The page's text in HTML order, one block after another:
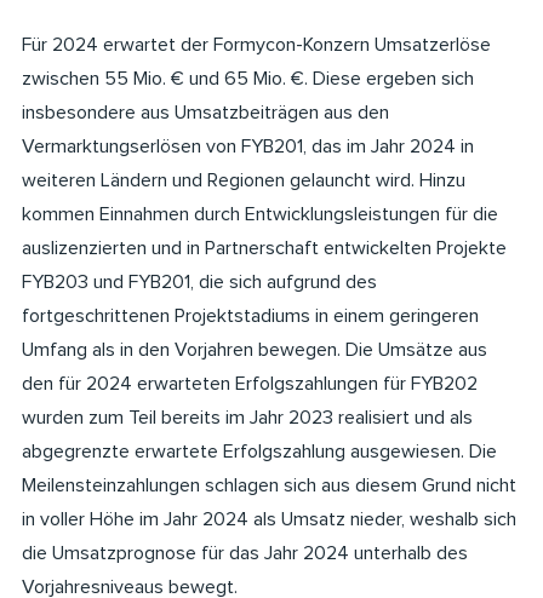
Für 2024 erwartet der Formycon-Konzern Umsatzerlöse
zwischen 55 Mio. € und 65 Mio. €. Diese ergeben sich
insbesondere aus Umsatzbeiträgen aus den
Vermarktungserlösen von FYB201, das im Jahr 2024 in
weiteren Ländern und Regionen gelauncht wird. Hinzu
kommen Einnahmen durch Entwicklungsleistungen für die
auslizenzierten und in Partnerschaft entwickelten Projekte
FYB203 und FYB201, die sich aufgrund des
fortgeschrittenen Projektstadiums in einem geringeren
Umfang als in den Vorjahren bewegen. Die Umsätze aus
den für 2024 erwarteten Erfolgszahlungen für FYB202
wurden zum Teil bereits im Jahr 2023 realisiert und als
abgegrenzte erwartete Erfolgszahlung ausgewiesen. Die
Meilensteinzahlungen schlagen sich aus diesem Grund nicht
in voller Höhe im Jahr 2024 als Umsatz nieder, weshalb sich
die Umsatzprognose für das Jahr 2024 unterhalb des
Vorjahresniveaus bewegt.